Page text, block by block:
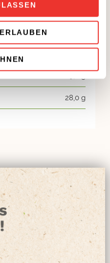
986 kj / 231 kcal
28,0 g